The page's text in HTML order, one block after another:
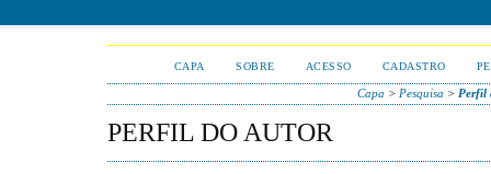
CAPA SOBRE ACESSO CADASTRO
Capa > Pesquisa > Perfil
PERFIL DO AUTOR